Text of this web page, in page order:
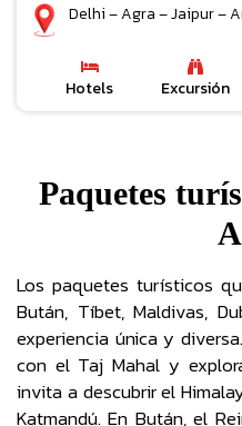
Delhi – Agra – Jaipur –
Hotels Excursión
Paquetes
Los paquetes turísticos
Bután, Tíbet, Maldivas,
experiencia única y
con el Taj Mahal y
invita a descubrir el
Katmandú. En Bután, el